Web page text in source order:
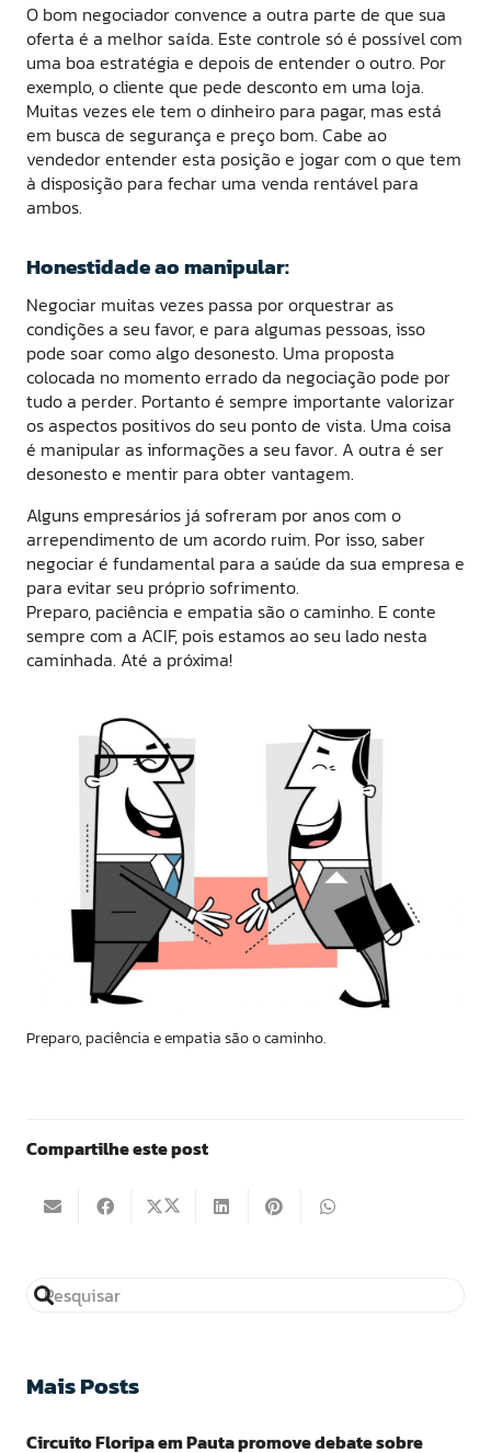
O bom negociador convence a outra parte de que sua
oferta é a melhor saída. Este controle só é possível com
uma boa estratégia e depois de entender o outro. Por
exemplo, o cliente que pede desconto em uma loja.
Muitas vezes ele tem o dinheiro para pagar, mas está
em busca de segurança e preço bom. Cabe ao
vendedor entender esta posição e jogar com o que tem
à disposição para fechar uma venda rentável para
ambos.
Honestidade ao manipular:
Negociar muitas vezes passa por orquestrar as
condições a seu favor, e para algumas pessoas, isso
pode soar como algo desonesto. Uma proposta
colocada no momento errado da negociação pode por
tudo a perder. Portanto é sempre importante valorizar
os aspectos positivos do seu ponto de vista. Uma coisa
é manipular as informações a seu favor. A outra é ser
desonesto e mentir para obter vantagem.
Alguns empresários já sofreram por anos com o
arrependimento de um acordo ruim. Por isso, saber
negociar é fundamental para a saúde da sua empresa e
para evitar seu próprio sofrimento.
Preparo, paciência e empatia são o caminho. E conte
sempre com a ACIF, pois estamos ao seu lado nesta
caminhada. Até a próxima!
Preparo, paciência e empatia são o caminho.
Compartilhe este post
Mais Posts
Circuito Floripa em Pauta promove debate sobre